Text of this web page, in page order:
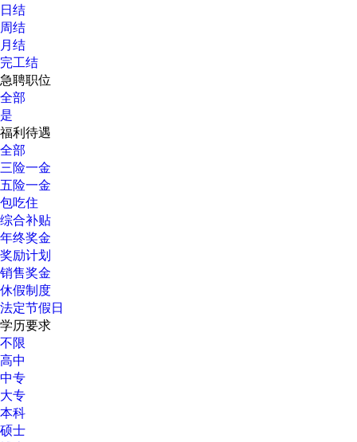
日结
周结
月结
完工结
急聘职位
全部
是
福利待遇
全部
三险一金
五险一金
包吃住
综合补贴
年终奖金
奖励计划
销售奖金
休假制度
法定节假日
学历要求
不限
高中
中专
大专
本科
硕士